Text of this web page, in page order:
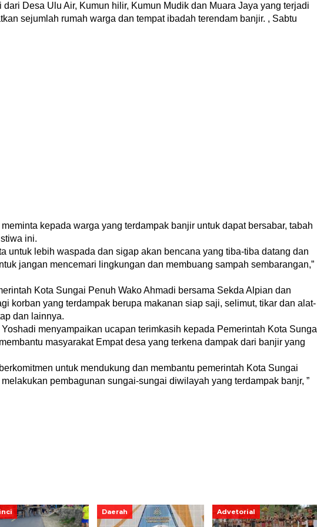
Desa Ulu Air, Kumun hilir, Kumun Mudik dan Muara Jaya yang terjadi
sejumlah rumah warga dan tempat ibadah terendam banjir. , Sabtu
kepada warga yang terdampak banjir untuk dapat bersabar, tabah
ini.
untuk lebih waspada dan sigap akan bencana yang tiba-tiba datang dan
jangan mencemari lingkungan dan membuang sampah sembarangan,”
Kota Sungai Penuh Wako Ahmadi bersama Sekda Alpian dan
korban yang terdampak berupa makanan siap saji, selimut, tikar dan alat-
dan lainnya.
menyampaikan ucapan terimkasih kepada Pemerintah Kota
masyarakat Empat desa yang terkena dampak dari banjir yang
untuk mendukung dan membantu pemerintah Kota Sungai
pembagunan sungai-sungai diwilayah yang terdampak banjr, ”
Daerah Advetorial